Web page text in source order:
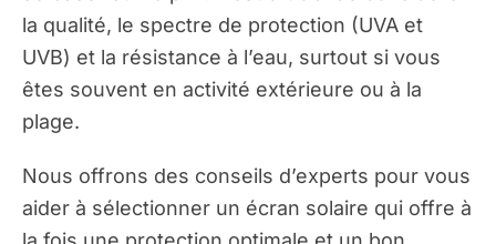
la qualité, le spectre de protection (UVA et
UVB) et la résistance à l’eau, surtout si vous
êtes souvent en activité extérieure ou à la
plage.
Nous offrons des conseils d’experts pour vous
aider à sélectionner un écran solaire qui offre à